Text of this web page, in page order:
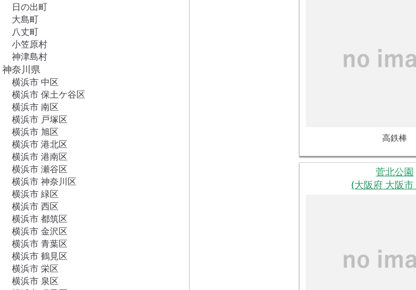
日の出町
大島町
八丈町
小笠原村
神津島村
神奈川県
横浜市 中区
横浜市 保土ケ谷区
横浜市 南区
横浜市 戸塚区
横浜市 旭区
横浜市 港北区
横浜市 港南区
横浜市 瀬谷区
横浜市 神奈川区
横浜市 緑区
横浜市 西区
横浜市 都筑区
横浜市 金沢区
横浜市 青葉区
横浜市 鶴見区
横浜市 栄区
横浜市 泉区
高鉄棒
菅北公園
(大阪府 大阪市